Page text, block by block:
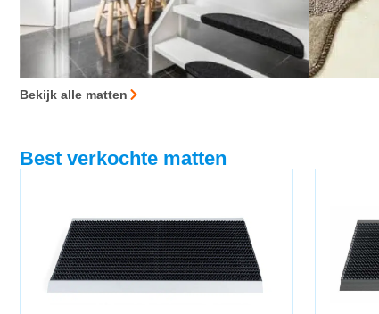
Bekijk alle matten
Best verkochte matten